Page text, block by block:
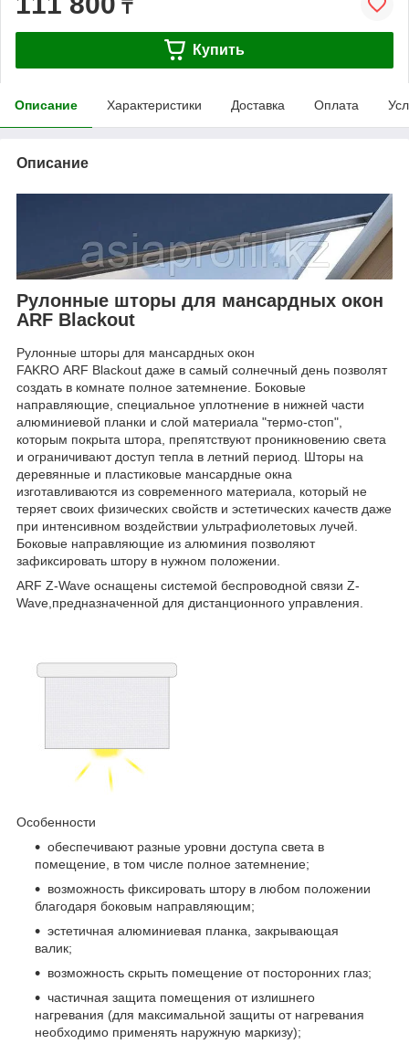
₸
Купить
Описание Характеристики Доставка Оплата
Описание
Рулонные шторы для мансардных окон
ARF Blackout
Рулонные шторы для мансардных окон
FAKRO ARF Blackout даже в самый солнечный день позволят
создать в комнате полное затемнение. Боковые
направляющие, специальное уплотнение в нижней части
алюминиевой планки и слой материала "термо-стоп",
которым покрыта штора, препятствуют проникновению света
и ограничивают доступ тепла в летний период. Шторы на
деревянные и пластиковые мансардные окна
изготавливаются из современного материала, который не
теряет своих физических свойств и эстетических качеств даже
при интенсивном воздействии ультрафиолетовых лучей.
Боковые направляющие из алюминия позволяют
зафиксировать штору в нужном положении.
ARF Z-Wave оснащены системой беспроводной связи Z-
Wave,предназначенной для дистанционного управления.
Особенности
обеспечивают разные уровни доступа света в
помещение, в том числе полное затемнение;
возможность фиксировать штору в любом положении
благодаря боковым направляющим;
эстетичная алюминиевая планка, закрывающая
валик;
возможность скрыть помещение от посторонних глаз;
частичная защита помещения от излишнего
нагревания (для максимальной защиты от нагревания
необходимо применять наружную маркизу);